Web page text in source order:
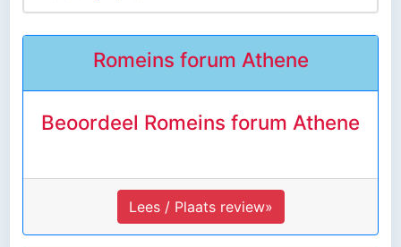
Romeins forum Athene
Beoordeel Romeins forum Athene
Lees / Plaats review»